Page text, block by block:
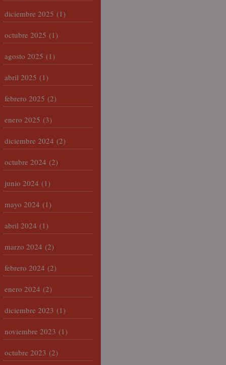
diciembre 2025 (1)
octubre 2025 (1)
agosto 2025 (1)
abril 2025 (1)
febrero 2025 (2)
enero 2025 (3)
diciembre 2024 (2)
octubre 2024 (2)
junio 2024 (1)
mayo 2024 (1)
abril 2024 (1)
marzo 2024 (2)
febrero 2024 (2)
enero 2024 (2)
diciembre 2023 (1)
noviembre 2023 (1)
octubre 2023 (2)